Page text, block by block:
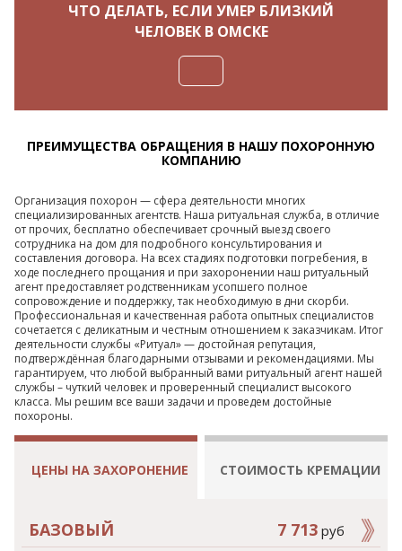
ЧТО ДЕЛАТЬ, ЕСЛИ УМЕР БЛИЗКИЙ
ЧЕЛОВЕК В ОМСКЕ
ПРЕИМУЩЕСТВА ОБРАЩЕНИЯ В НАШУ ПОХОРОННУЮ
КОМПАНИЮ
Организация похорон — сфера деятельности многих
специализированных агентств. Наша ритуальная служба, в отличие
от прочих, бесплатно обеспечивает срочный выезд своего
сотрудника на дом для подробного консультирования и
составления договора. На всех стадиях подготовки погребения, в
ходе последнего прощания и при захоронении наш ритуальный
агент предоставляет родственникам усопшего полное
сопровождение и поддержку, так необходимую в дни скорби.
Профессиональная и качественная работа опытных специалистов
сочетается с деликатным и честным отношением к заказчикам. Итог
деятельности службы «Ритуал» — достойная репутация,
подтверждённая благодарными отзывами и рекомендациями. Мы
гарантируем, что любой выбранный вами ритуальный агент нашей
службы – чуткий человек и проверенный специалист высокого
класса. Мы решим все ваши задачи и проведем достойные
похороны.
ЦЕНЫ НА ЗАХОРОНЕНИЕ СТОИМОСТЬ КРЕМАЦИИ
БАЗОВЫЙ 7 713 руб